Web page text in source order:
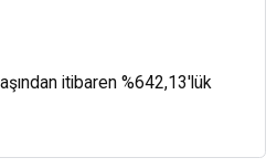
itibaren %642,13'lük